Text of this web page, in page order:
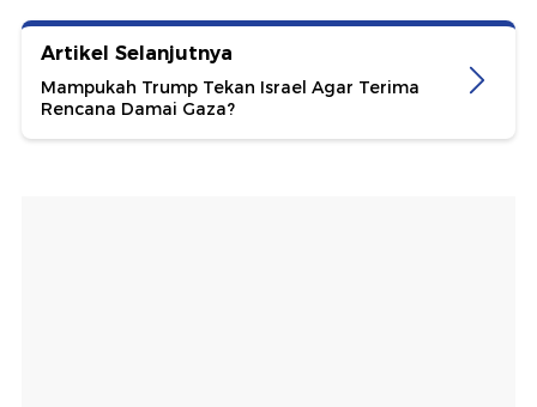
Artikel Selanjutnya
Mampukah Trump Tekan Israel Agar Terima
Rencana Damai Gaza?